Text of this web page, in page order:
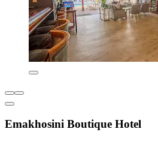
Emakhosini Boutique Hotel